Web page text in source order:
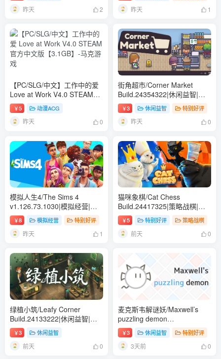
昨天 2 昨天 1
【PC/SLG/中文】工作中的爱
Love at Work V4.0 STEAM官
方中文版【3.1GB】
￥5 动漫ACG
昨天 0
街角超市/Corner Market
Build.24354322|休闲益智|容
量205B|免安装绿色中文版
￥3 休闲益智 特别好评
昨天 0
模拟人生4/The Sims 4
v1.126.73.1030|模拟经营|容
量80.6GB|免安装绿色中文版
￥8 模拟经营 特别好评
昨天 1
猫咪象棋/Cat Chess
Build.24417325|策略战棋|容
量1.1GB|免安装绿色中文版
￥5 特别好评 策略战棋
前天 0
绿植小筑/Leafy Corner
Build.24133222|休闲益智|容
量630B|免安装绿色中文版
￥3 休闲益智
前天 0
麦克斯韦解谜妖/Maxwell’s
puzzling demon
Build.24184422|休闲益智|容
量100B|免安装绿色中文版
￥3 休闲益智 特别好评
3天前 0